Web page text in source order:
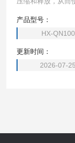
与压缩空气进行接
产品型号：
HX-QN100
更新时间：
2026-07-25